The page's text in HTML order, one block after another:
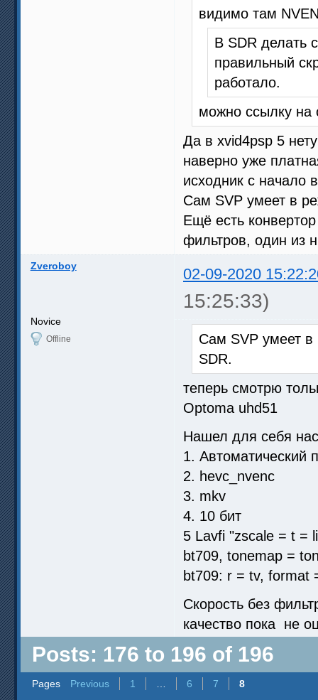
видимо там
В SDR делать
правильный
работало.
можно ссылку на
Да в xvid4psp 5
наверно уже
исходник с начало
Сам SVP умеет в
Ещё есть
фильтров, один из
Zveroboy 02-09-2020
15:25:33)
Novice
Offline
Сам SVP умеет в
SDR.
теперь смотрю
Optoma uhd51
Нашел для себя
1. Автоматический
2. hevc_nvenc
3. mkv
4. 10 бит
5 Lavfi "zscale = t =
bt709, tonemap =
bt709: r = tv, format
Скорость без
качество пока не
Posts: 176 to 196 of 196
Pages Previous 1 6 7 8